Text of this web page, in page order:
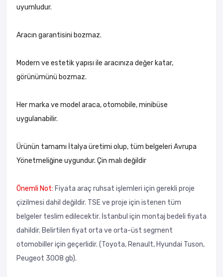
uyumludur.
Aracın garantisini bozmaz.
Modern ve estetik yapısı ile aracınıza değer katar,
görünümünü bozmaz.
Her marka ve model araca, otomobile, minibüse
uygulanabilir.
Ürünün tamamı İtalya üretimi olup, tüm belgeleri Avrupa
Yönetmeliğine uygundur. Çin malı değildir
Önemli Not: Fiyata araç ruhsat işlemleri için gerekli proje
çizilmesi dahil değildir. TSE ve proje için istenen tüm
belgeler teslim edilecektir. İstanbul için montaj bedeli fiyata
dahildir. Belirtilen fiyat orta ve orta-üst segment
otomobiller için geçerlidir. (Toyota, Renault, Hyundai Tuson,
Peugeot 3008 gb).